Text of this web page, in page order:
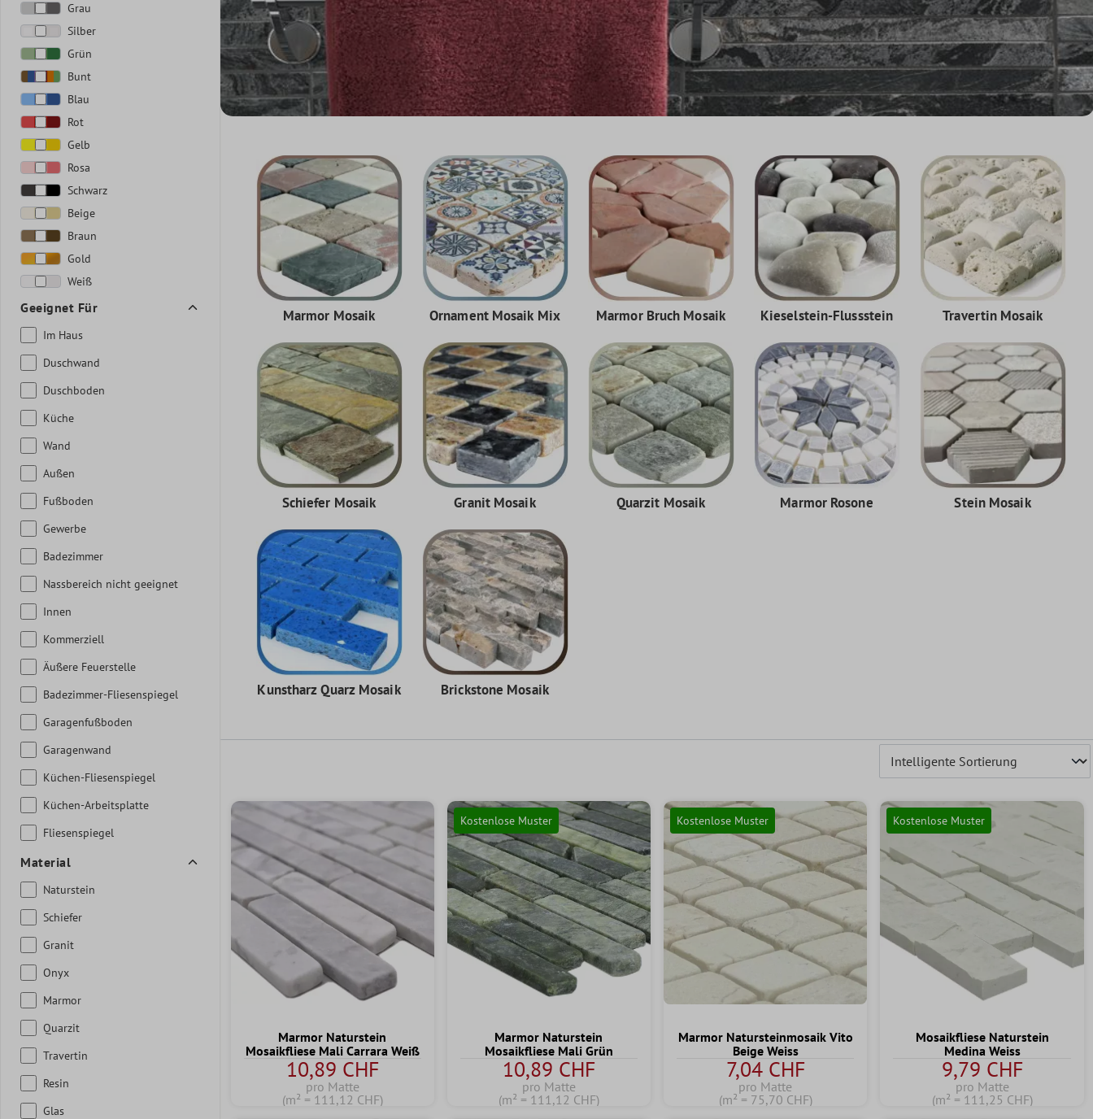
Grau
Silber
Grün
Bunt
Blau
Rot
Gelb
Rosa
Schwarz
Beige
Braun
Gold
Weiß
Geeignet Für
Im Haus
Duschwand
Duschboden
Küche
Wand
Außen
Fußboden
Gewerbe
Badezimmer
Nassbereich nicht geeignet
Innen
Kommerziell
Äußere Feuerstelle
Badezimmer-Fliesenspiegel
Garagenfußboden
Garagenwand
Küchen-Fliesenspiegel
Küchen-Arbeitsplatte
Fliesenspiegel
Material
Naturstein
Schiefer
Granit
Onyx
Marmor
Quarzit
Travertin
Resin
Glas
Marmor Mosaik Ornament Mosaik Mix Marmor Bruch Mosaik Kieselstein-Flussstein Travertin Mosaik
Schiefer Mosaik Granit Mosaik Quarzit Mosaik Marmor Rosone Stein Mosaik
Kunstharz Quarz Mosaik Brickstone Mosaik
Marmor Naturstein
Mosaikfliese Mali Carrara Weiß
10,89 CHF
pro Matte
(m² = 111,12 CHF)
Kostenlose Muster
Marmor Naturstein
Mosaikfliese Mali Grün
10,89 CHF
pro Matte
(m² = 111,12 CHF)
Kostenlose Muster
Marmor Natursteinmosaik Vito
Beige Weiss
7,04 CHF
pro Matte
(m² = 75,70 CHF)
Kostenlose Muster
Mosaikfliese Naturstein
Medina Weiss
9,79 CHF
pro Matte
(m² = 111,25 CHF)